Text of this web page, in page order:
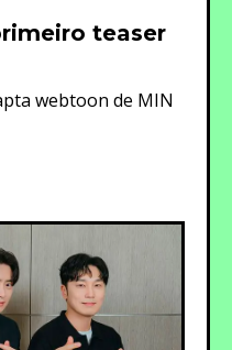
teaser
webtoon de MIN